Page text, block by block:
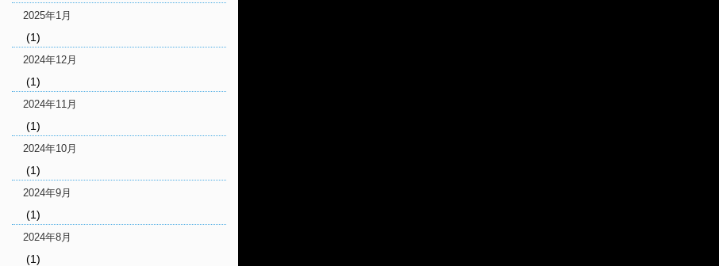
2025年1月
(1)
2024年12月
(1)
2024年11月
(1)
2024年10月
(1)
2024年9月
(1)
2024年8月
(1)